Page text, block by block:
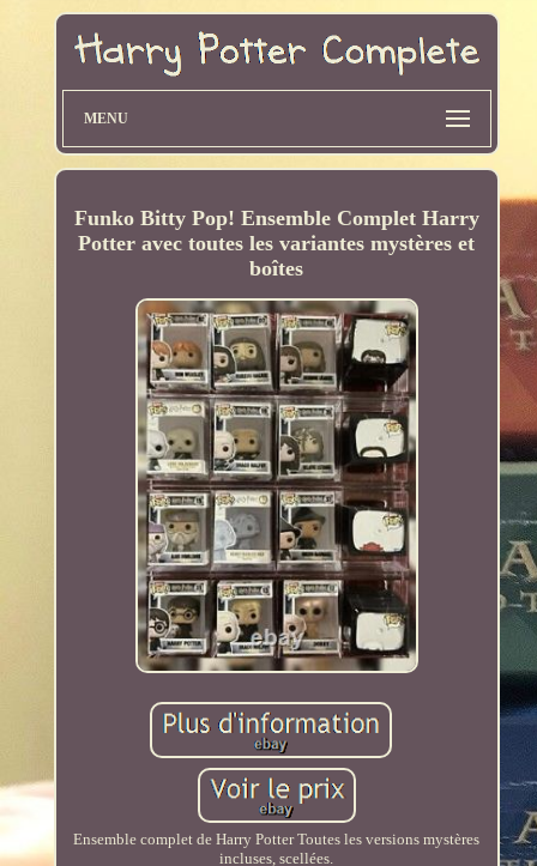
MENU
Funko Bitty Pop! Ensemble Complet Harry
Potter avec toutes les variantes mystères et
boîtes
Ensemble complet de Harry Potter Toutes les versions mystères
incluses, scellées.